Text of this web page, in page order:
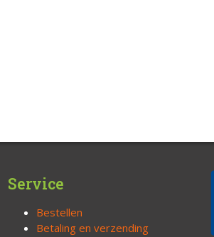
Service
Bestellen
Betaling en verzending